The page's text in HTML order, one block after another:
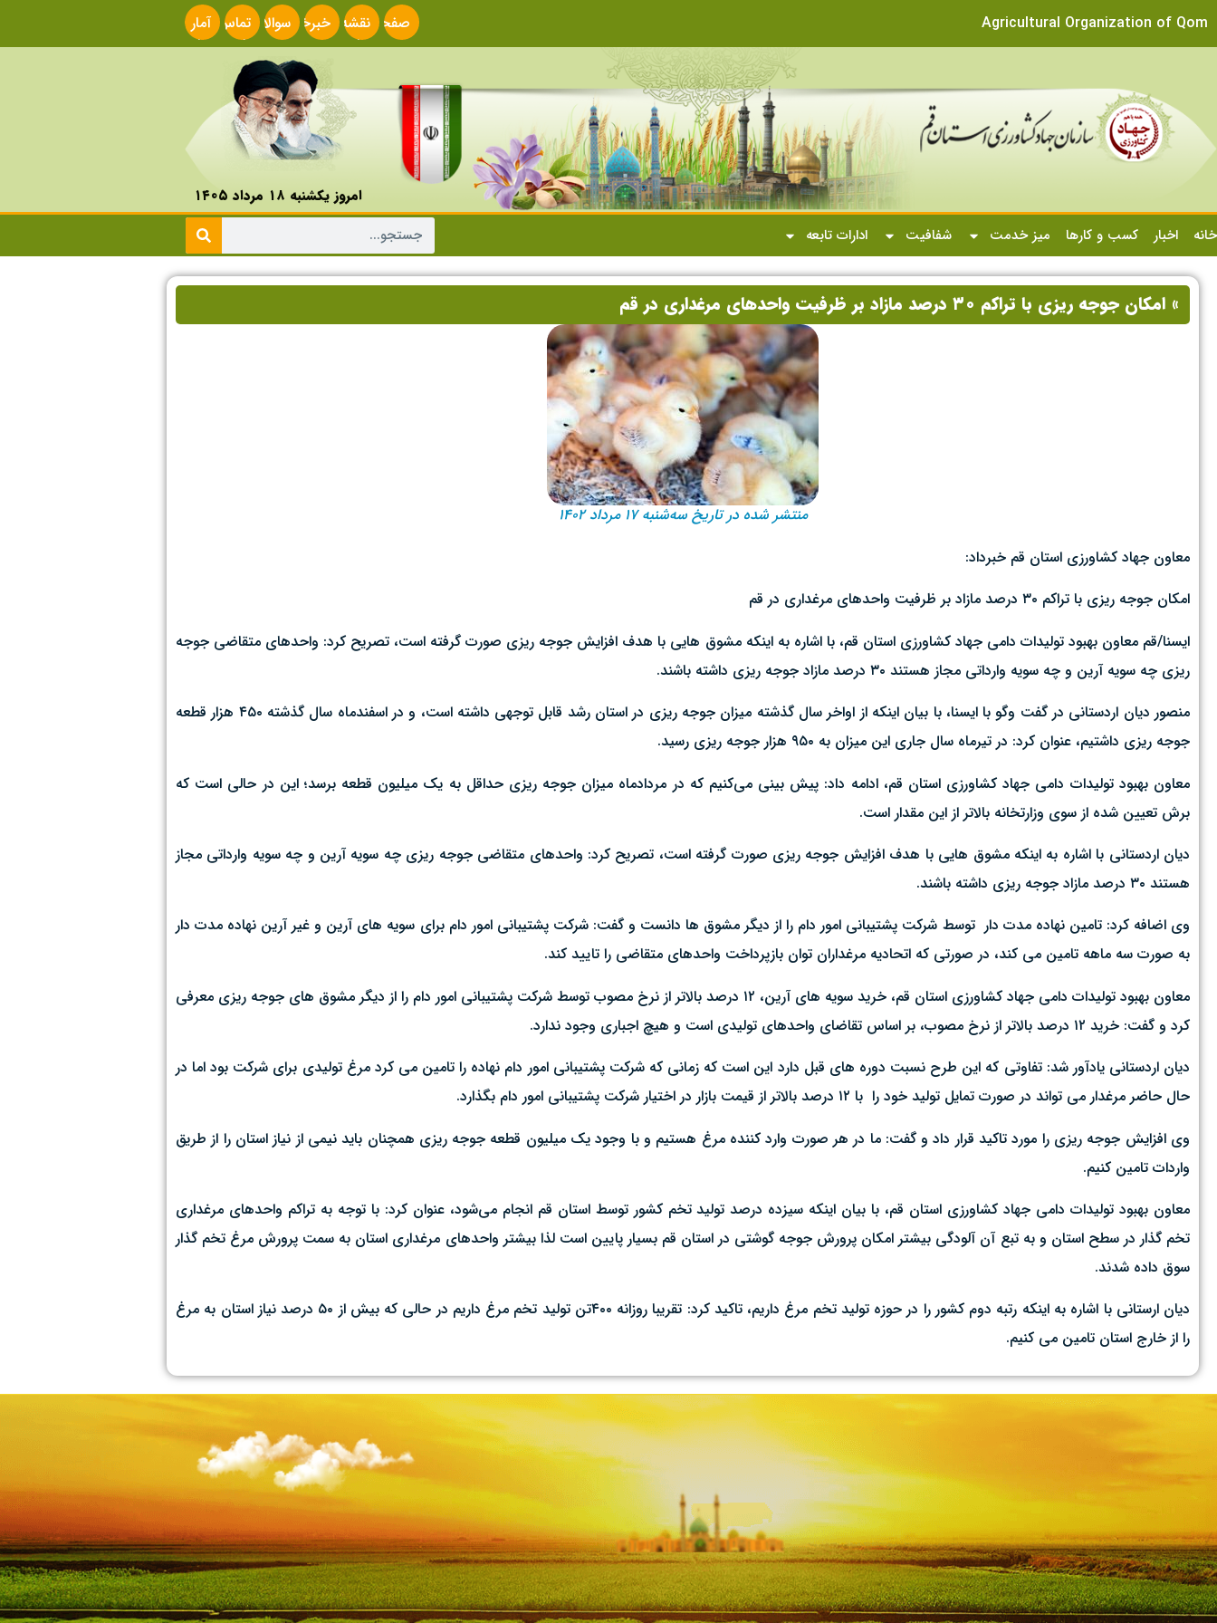
Agricultural Organization of Qom
صفحه
اصلی
نقشه
سایت
خبرخوانسوالات
متداول
تماس
با ما
آمار
سایت
امروز یکشنبه ۱۸ مرداد ۱۴۰۵
خانه
اخبار کسب و کارها میز خدمت شفافیت ادارات تابعه
» امکان جوجه ریزی با تراکم ۳۰ درصد مازاد بر ظرفیت واحدهای مرغداری در قم
منتشر شده در تاریخ سه‌شنبه ۱۷ مرداد ۱۴۰۲
معاون جهاد کشاورزی استان قم خبرداد:
امکان جوجه ریزی با تراکم ۳۰ درصد مازاد بر ظرفیت واحدهای مرغداری در قم
ایسنا/قم معاون بهبود تولیدات دامی جهاد کشاورزی استان قم، با اشاره به اینکه مشوق هایی با هدف افزایش جوجه ریزی صورت گرفته است، تصریح کرد: واحدهای متقاضی جوجه
ریزی چه سویه آرین و چه سویه وارداتی مجاز هستند ۳۰ درصد مازاد جوجه ریزی داشته باشند.
منصور دیان اردستانی در گفت وگو با ایسنا، با بیان اینکه از اواخر سال گذشته میزان جوجه ریزی در استان رشد قابل توجهی داشته است، و در اسفندماه سال گذشته ۴۵۰ هزار قطعه
جوجه ریزی داشتیم، عنوان کرد: در تیرماه سال جاری این میزان به ۹۵۰ هزار جوجه ریزی رسید.
معاون بهبود تولیدات دامی جهاد کشاورزی استان قم، ادامه داد: پیش بینی می‌کنیم که در مردادماه میزان جوجه ریزی حداقل به یک میلیون قطعه برسد؛ این در حالی است که
برش تعیین شده از سوی وزارتخانه بالاتر از این مقدار است.
دیان اردستانی با اشاره به اینکه مشوق هایی با هدف افزایش جوجه ریزی صورت گرفته است، تصریح کرد: واحدهای متقاضی جوجه ریزی چه سویه آرین و چه سویه وارداتی مجاز
هستند ۳۰ درصد مازاد جوجه ریزی داشته باشند.
وی اضافه کرد: تامین نهاده مدت دار توسط شرکت پشتیبانی امور دام را از دیگر مشوق ها دانست و گفت: شرکت پشتیبانی امور دام برای سویه های آرین و غیر آرین نهاده مدت دار
به صورت سه ماهه تامین می کند، در صورتی که اتحادیه مرغداران توان بازپرداخت واحدهای متقاضی را تایید کند.
معاون بهبود تولیدات دامی جهاد کشاورزی استان قم، خرید سویه های آرین، ۱۲ درصد بالاتر از نرخ مصوب توسط شرکت پشتیبانی امور دام را از دیگر مشوق های جوجه ریزی معرفی
کرد و گفت: خرید ۱۲ درصد بالاتر از نرخ مصوب، بر اساس تقاضای واحدهای تولیدی است و هیچ اجباری وجود ندارد.
دیان اردستانی یادآور شد: تفاوتی که این طرح نسبت دوره های قبل دارد این است که زمانی که شرکت پشتیبانی امور دام نهاده را تامین می کرد مرغ تولیدی برای شرکت بود اما در
حال حاضر مرغدار می تواند در صورت تمایل تولید خود را با ۱۲ درصد بالاتر از قیمت بازار در اختیار شرکت پشتیبانی امور دام بگذارد.
وی افزایش جوجه ریزی را مورد تاکید قرار داد و گفت: ما در هر صورت وارد کننده مرغ هستیم و با وجود یک میلیون قطعه جوجه ریزی همچنان باید نیمی از نیاز استان را از طریق
واردات تامین کنیم.
معاون بهبود تولیدات دامی جهاد کشاورزی استان قم، با بیان اینکه سیزده درصد تولید تخم کشور توسط استان قم انجام می‌شود، عنوان کرد: با توجه به تراکم واحدهای مرغداری
تخم گذار در سطح استان و به تبع آن آلودگی بیشتر امکان پرورش جوجه گوشتی در استان قم بسیار پایین است لذا بیشتر واحدهای مرغداری استان به سمت پرورش مرغ تخم گذار
سوق داده شدند.
دیان ارستانی با اشاره به اینکه رتبه دوم کشور را در حوزه تولید تخم مرغ داریم، تاکید کرد: تقریبا روزانه ۴۰۰تن تولید تخم مرغ داریم در حالی که بیش از ۵۰ درصد نیاز استان به مرغ
را از خارج استان تامین می کنیم.